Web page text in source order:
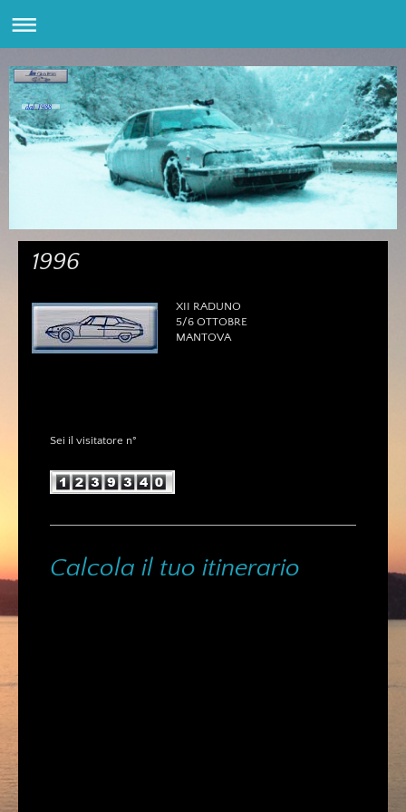
dal 1988
1996
XII RADUNO
5/6 OTTOBRE
MANTOVA
Sei il visitatore n°
Calcola il tuo itinerario